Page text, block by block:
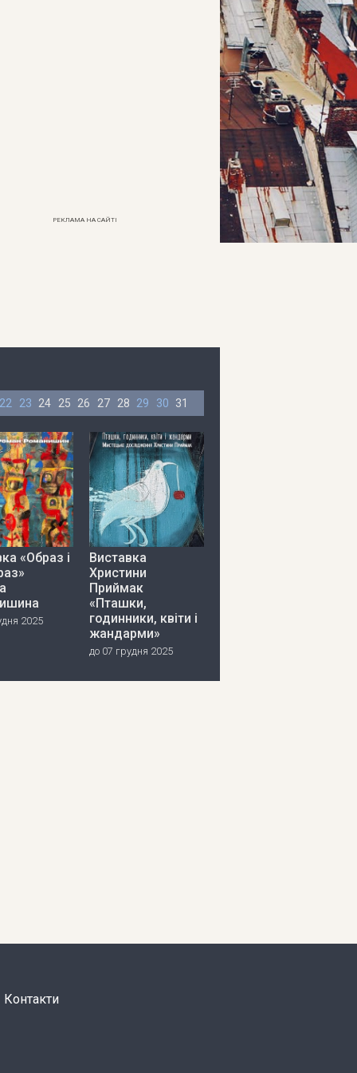
РЕКЛАМА НА САЙТІ
22 23 24 25 26 27 28 29 30 31
«Образ і
2025
Виставка
Христини
Приймак
«Пташки,
годинники, квіти і
жандарми»
до 07 грудня 2025
Контакти